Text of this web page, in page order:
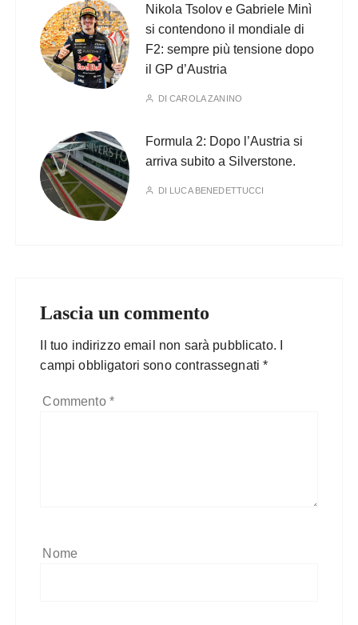
Nikola Tsolov e Gabriele Minì
si contendono il mondiale di
F2: sempre più tensione dopo
il GP d’Austria
DICAROLA ZANINO
Formula 2: Dopo l’Austria si
arriva subito a Silverstone.
DI LUCA BENEDETTUCCI
Lascia un commento
Il tuo indirizzo email non sarà pubblicato.
campi obbligatori sono contrassegnati*
Commento *
Nome